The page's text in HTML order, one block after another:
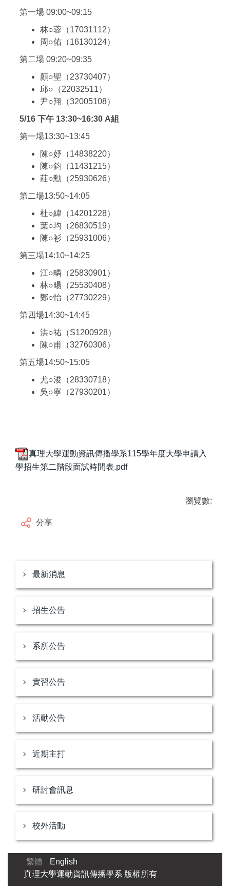
第一場 09:00~09:15
林○蓉（17031112）
周○佑（16130124）
第二場 09:20~09:35
顏○聖（23730407）
邱○（22032511）
尹○翔（32005108）
5/16 下午 13:30~16:30 A組
第一場13:30~13:45
陳○妤（14838220）
陳○鈞（11431215）
莊○勳（25930626）
第二場13:50~14:05
杜○緯（14201228）
葉○均（26830519）
陳○衫（25931006）
第三場14:10~14:25
江○疄（25830901）
林○暘（25530408）
鄭○怡（27730229）
第四場14:30~14:45
洪○祐（S1200928）
陳○甫（32760306）
第五場14:50~15:05
尤○浚（28330718）
吳○寧（27930201）
真理大學運動資訊傳播學系115學年度大學申請入
學招生第二階段面試時間表.pdf
瀏覽數:
分享
最新消息
招生公告
系所公告
實習公告
活動公告
近期主打
研討會訊息
校外活動
繁體
English
真理大學運動資訊傳播學系 版權所有